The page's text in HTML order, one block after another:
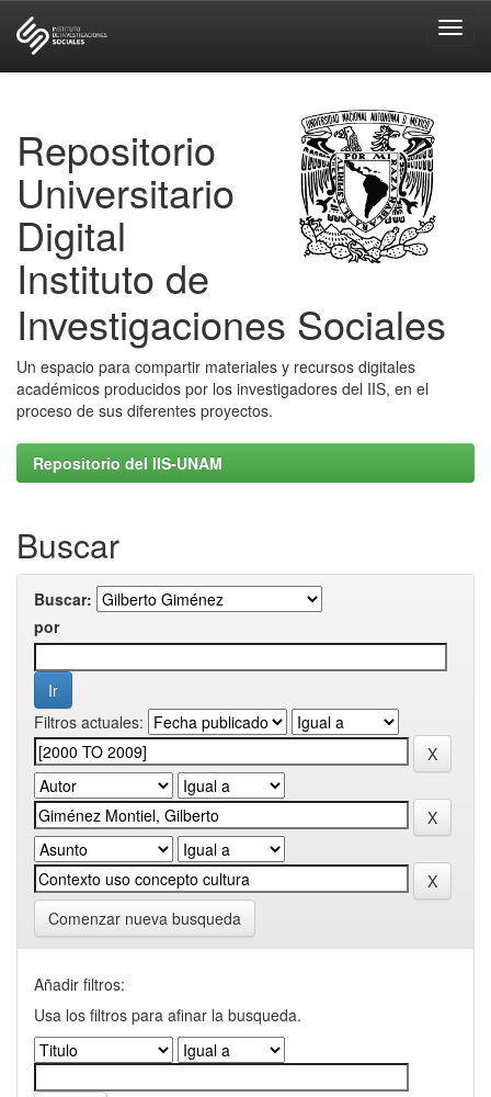
Repositorio
Universitario
Digital
Instituto de
Investigaciones Sociales
Un espacio para compartir materiales y recursos digitales
académicos producidos por los investigadores del IIS, en el
proceso de sus diferentes proyectos.
Repositorio del IIS-UNAM
Buscar
Buscar:
por
Filtros actuales:
Comenzar nueva busqueda
Añadir filtros:
Usa los filtros para afinar la busqueda.